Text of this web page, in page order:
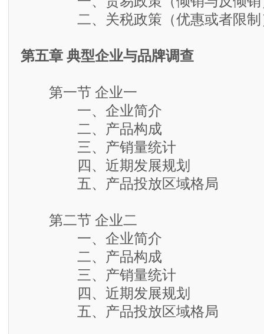
二、关税政策（优惠或者限制
第五章 典型企业与品牌调查
第一节 企业一
一、企业简介
二、产品构成
三、产销量统计
四、近期发展规划
五、产品投放区域格局
第二节 企业二
一、企业简介
二、产品构成
三、产销量统计
四、近期发展规划
五、产品投放区域格局